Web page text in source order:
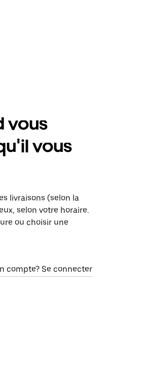
vous
vous
livraisons (selon la
selon votre horaire.
ou choisir une
compte? Se connecter